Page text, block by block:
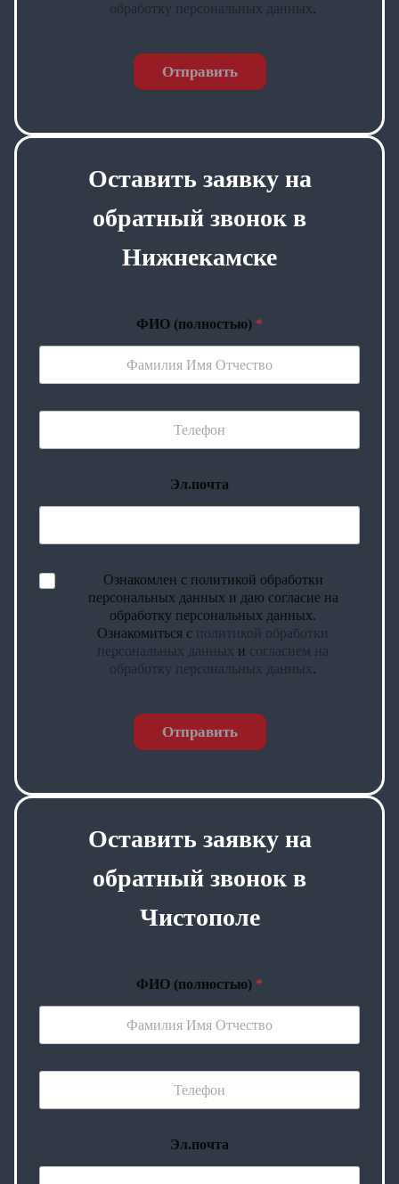
обработку персональных данных.
Отправить
Оставить заявку на
обратный звонок в
Нижнекамске
ФИО (полностью) *
Эл.почта
Ознакомлен с политикой обработки
персональных данных и даю согласие на
обработку персональных данных.
Ознакомиться с политикой обработки
персональных данных и согласием на
обработку персональных данных.
Отправить
Оставить заявку на
обратный звонок в
Чистополе
ФИО (полностью) *
Эл.почта